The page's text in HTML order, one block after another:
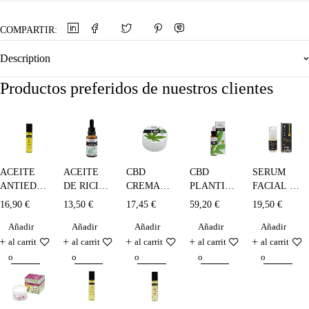
COMPARTIR:
Description
Productos preferidos de nuestros clientes
ACEITE
ANTIEDAD
- 100 ml.
16,90 €
Añadir
al carrit
o
ACEITE
DE RICINO
PLANTIS -
13,50 €
Añadir
al carrit
o
CBD
CREMA
DE
17,45€
Añadir
al carrit
o
CBD
PLANTIS
10%
10 ml.
59,20 €
Añadir
al carrit
o
SERUM
FACIAL -
30 ml.
19,50€
Añadir
al carrit
o